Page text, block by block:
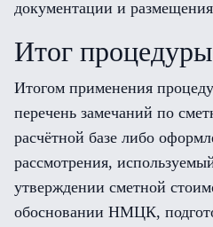
документации и
Итог процедуры
Итогом применения
перечень замечаний по
расчётной базе либо
рассмотрения,
утверждении сметной
обосновании НМЦК,